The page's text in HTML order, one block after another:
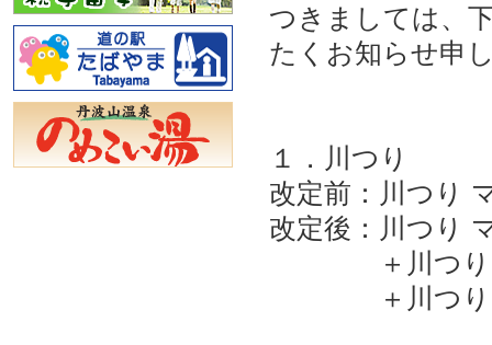
つきましては、
たくお知らせ申
１．川つり
改定前：川つり
改定後：川つり
＋川つり 1
＋川つり 1